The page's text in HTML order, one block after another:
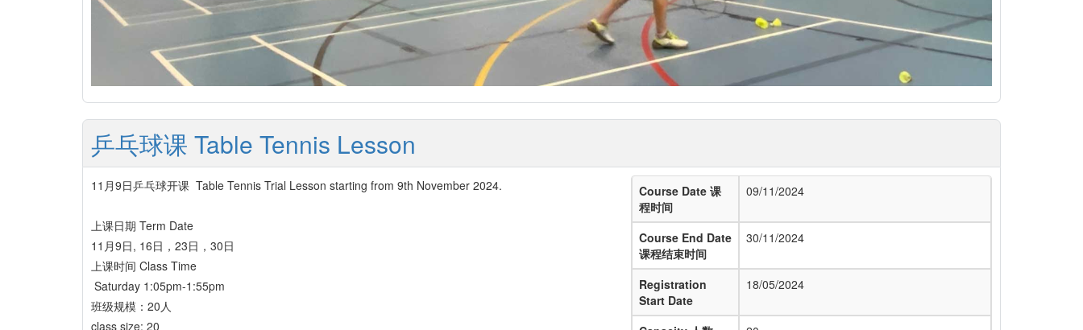
乒乓球课 Table Tennis Lesson
11月9日乒乓球开课 Table Tennis Trial Lesson starting from 9th November 2024.
上课日期 Term Date
11月9日, 16日，23日，30日
上课时间 Class Time
Saturday 1:05pm-1:55pm
班级规模：20人
class size: 20
Course Date 课
程时间
09/11/2024
Course End Date
课程结束时间
30/11/2024
Registration
Start Date
18/05/2024